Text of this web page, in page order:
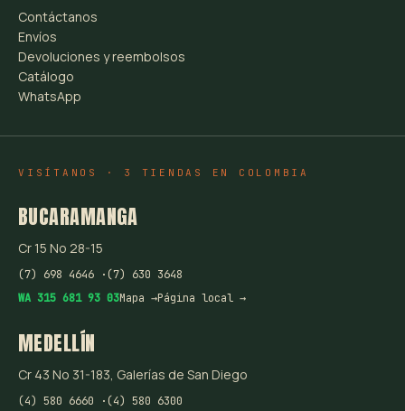
Contáctanos
Envíos
Devoluciones y reembolsos
Catálogo
WhatsApp
VISÍTANOS · 3 TIENDAS EN COLOMBIA
BUCARAMANGA
Cr 15 No 28-15
(7) 698 4646 ·(7) 630 3648
WA 315 681 93 03Mapa →Página local →
MEDELLÍN
Cr 43 No 31-183, Galerías de San Diego
(4) 580 6660 ·(4) 580 6300